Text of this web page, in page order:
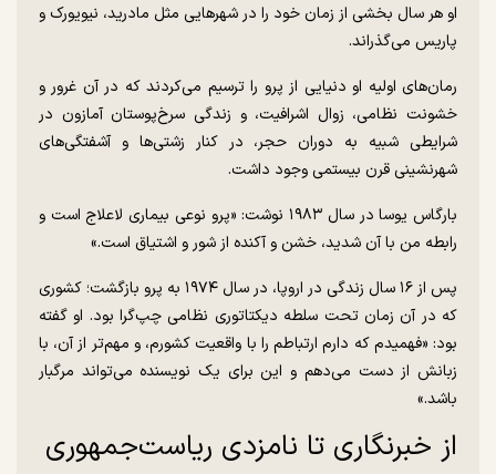
او هر سال بخشی از زمان خود را در شهرهایی مثل مادرید، نیویورک و
پاریس می‌گذراند.
رمان‌های اولیه او دنیایی از پرو را ترسیم می‌کردند که در آن غرور و
خشونت نظامی، زوال اشرافیت، و زندگی سرخ‌پوستان آمازون در
شرایطی شبیه به دوران حجر، در کنار زشتی‌ها و آشفتگی‌های
شهرنشینی قرن بیستمی وجود داشت.
بارگاس یوسا در سال ۱۹۸۳ نوشت: «پرو نوعی بیماری لاعلاج است و
رابطه من با آن شدید، خشن و آکنده از شور و اشتیاق است.»
پس از ۱۶ سال زندگی در اروپا، در سال ۱۹۷۴ به پرو بازگشت؛ کشوری
که در آن زمان تحت سلطه دیکتاتوری نظامی چپ‌گرا بود. او گفته
بود: «فهمیدم که دارم ارتباطم را با واقعیت کشورم، و مهم‌تر از آن، با
زبانش از دست می‌دهم و این برای یک نویسنده می‌تواند مرگبار
باشد.»
از خبرنگاری تا نامزدی ریاست‌جمهوری